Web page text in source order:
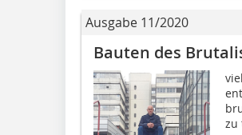
Ausgabe 11/2020
Bauten des
zu